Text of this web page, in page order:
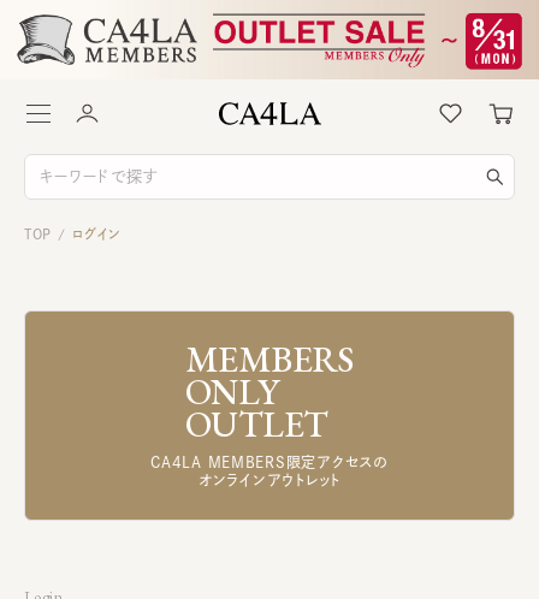
TOP / ログイン
MEMBERS
ONLY
OUTLET
CA4LA MEMBERS限定アクセスの
オンラインアウトレット